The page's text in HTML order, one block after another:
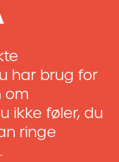
har brug for
om
ikke føler, du
ringe